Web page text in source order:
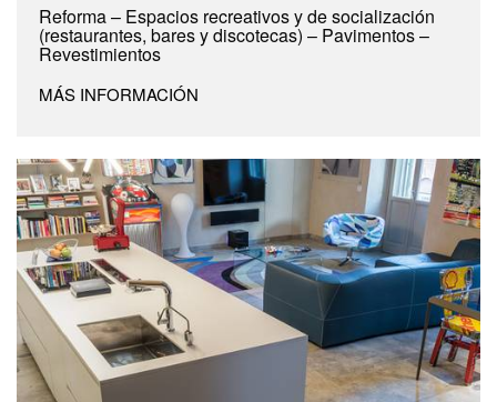
Reforma – Espacios recreativos y de socialización
(restaurantes, bares y discotecas) – Pavimentos –
Revestimientos
MÁS INFORMACIÓN